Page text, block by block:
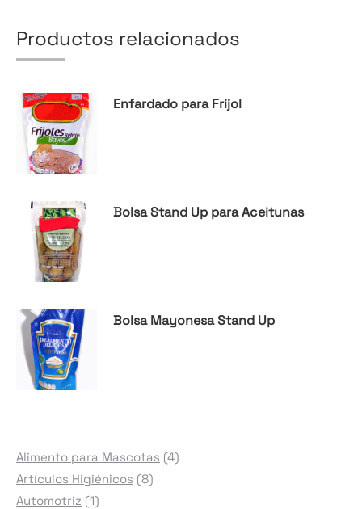
Productos relacionados
Enfardado para Frijol
Bolsa Stand Up para Aceitunas
Bolsa Mayonesa Stand Up
Alimento para Mascotas 44
Artículos Higiénicos 88
Automotriz 11